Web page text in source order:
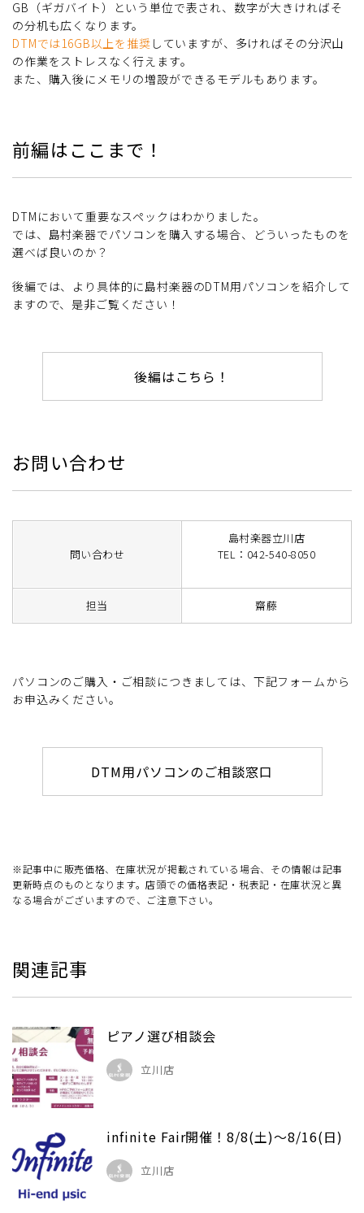
GB（ギガバイト）という単位で表され、数字が大きければそ
の分机も広くなります。
DTMでは16GB以上を推奨 していますが、多ければその分沢山
の作業をストレスなく行えます。
また、購入後にメモリの増設ができるモデルもあります。
前編はここまで！
DTMにおいて重要なスペックはわかりました。
では、島村楽器でパソコンを購入する場合、どういったものを
選べば良いのか？
後編では、より具体的に島村楽器のDTM用パソコンを紹介して
ますので、是非ご覧ください！
後編はこちら！
お問い合わせ
問い合わせ
島村楽器立川店
TEL：042-540-8050
担当 齋藤
パソコンのご購入・ご相談につきましては、下記フォームから
お申込みください。
DTM用パソコンのご相談窓口
※記事中に販売価格、在庫状況が掲載されている場合、その情報は記事
更新時点のものとなります。店頭での価格表記・税表記・在庫状況と異
なる場合がございますので、ご注意下さい。
関連記事
ピアノ選び相談会
立川店
infinite Fair開催！8/8(土)～8/16(日)
立川店